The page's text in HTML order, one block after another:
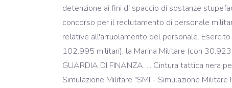
detenzione ai fini di spaccio di sostanze
concorso per il reclutamento di personale
relative all'arruolamento del personale.
102.995 militari), la Marina Militare (con
GUARDIA DI FINANZA. ... Cintura tattica nera
Simulazione Militare "SMI - Simulazione Militare